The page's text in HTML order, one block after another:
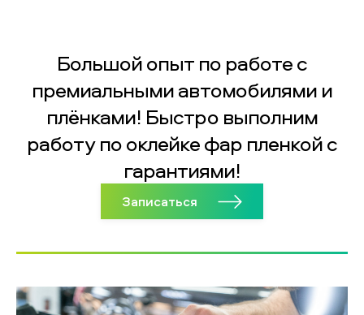
Большой опыт по работе с
премиальными автомобилями и
плёнками! Быстро выполним
работу по оклейке фар пленкой с
гарантиями!
Записаться